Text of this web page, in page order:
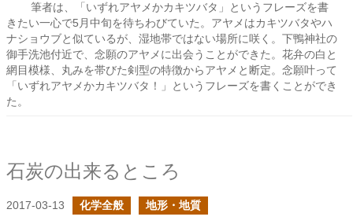
筆者は、「いずれアヤメかカキツバタ」というフレーズを書
きたい一心で5月中旬を待ちわびていた。アヤメはカキツバタやハ
ナショウブと似ているが、湿地帯ではない場所に咲く。下鴨神社の
御手洗池付近で、念願のアヤメに出会うことができた。花弁の白と
網目模様、丸みを帯びた剣型の特徴からアヤメと断定。念願叶って
「いずれアヤメかカキツバタ！」というフレーズを書くことができ
た。
石炭の出来るところ
2017-03-13 化学全般 地形・地質